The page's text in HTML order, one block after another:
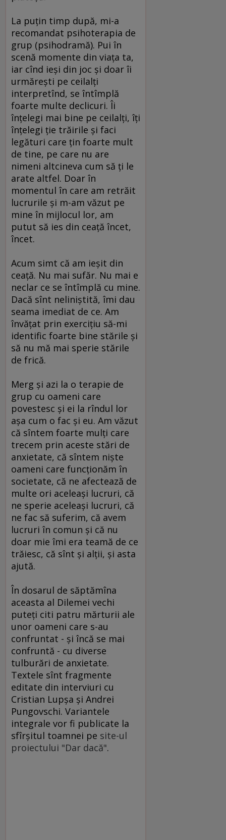
La puţin timp după, mi-a
recomandat psihoterapia de
grup (psihodramă). Pui în
scenă momente din viaţa ta,
iar cînd ieşi din joc şi doar îi
urmăreşti pe ceilalţi
interpretînd, se întîmplă
foarte multe declicuri. Îi
înţelegi mai bine pe ceilalţi, îţi
înţelegi ţie trăirile şi faci
legături care ţin foarte mult
de tine, pe care nu are
nimeni altcineva cum să ţi le
arate altfel. Doar în
momentul în care am retrăit
lucrurile şi m-am văzut pe
mine în mijlocul lor, am
putut să ies din ceaţă încet,
încet.
Acum simt că am ieşit din
ceaţă. Nu mai sufăr. Nu mai e
neclar ce se întîmplă cu mine.
Dacă sînt neliniştită, îmi dau
seama imediat de ce. Am
învăţat prin exerciţiu să-mi
identific foarte bine stările şi
să nu mă mai sperie stările
de frică.
Merg şi azi la o terapie de
grup cu oameni care
povestesc şi ei la rîndul lor
aşa cum o fac şi eu. Am văzut
că sîntem foarte mulţi care
trecem prin aceste stări de
anxietate, că sîntem nişte
oameni care funcţionăm în
societate, că ne afectează de
multe ori aceleaşi lucruri, că
ne sperie aceleaşi lucruri, că
ne fac să suferim, că avem
lucruri în comun şi că nu
doar mie îmi era teamă de ce
trăiesc, că sînt şi alţii, şi asta
ajută.
În dosarul de săptămîna
aceasta al Dilemei vechi
puteţi citi patru mărturii ale
unor oameni care s-au
confruntat - şi încă se mai
confruntă - cu diverse
tulburări de anxietate.
Textele sînt fragmente
editate din interviuri cu
Cristian Lupşa şi Andrei
Pungovschi. Variantele
integrale vor fi publicate la
sfîrşitul toamnei pe site-ul
proiectului "Dar dacă".